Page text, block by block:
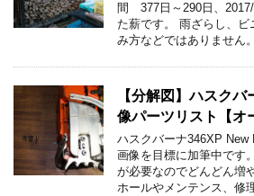
間 377日～290日、
た薪です。 雨ざらし、
み方などではありません
【分解図】ハスク
像パーツリスト【オ
ハスクバーナ346XP
画像を目標に加筆中です
が必要なのでどんどん増
ホールやメンテンス、修